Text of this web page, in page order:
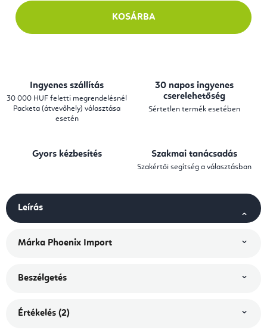
KOSÁRBA
Ingyenes szállítás
30 000 HUF feletti megrendelésnél
Packeta (átvevőhely) választása
esetén
30 napos ingyenes
cserelehetőség
Sértetlen termék esetében
Gyors kézbesítés Szakmai tanácsadás
Szakértői segítség a választásban
Leírás
Márka Phoenix Import
Beszélgetés
Értékelés (2)